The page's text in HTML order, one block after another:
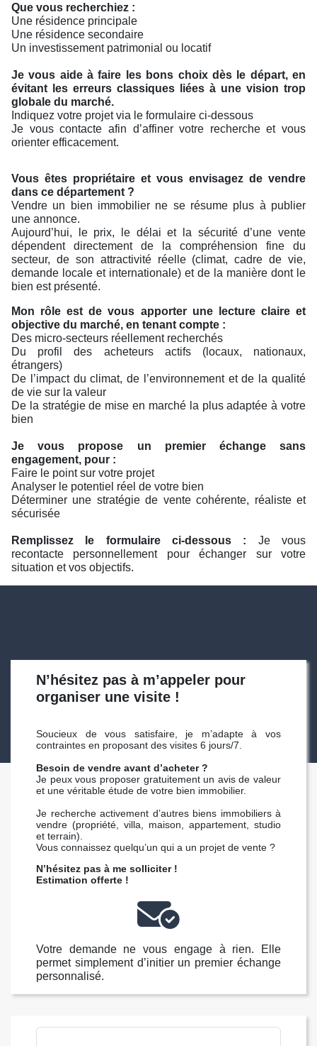
Que vous recherchiez :
Une résidence principale
Une résidence secondaire
Un investissement patrimonial ou locatif
Je vous aide à faire les bons choix dès le départ, en
évitant les erreurs classiques liées à une vision trop
globale du marché.
Indiquez votre projet via le formulaire ci-dessous
Je vous contacte afin d’affiner votre recherche et vous
orienter efficacement.
Vous êtes propriétaire et vous envisagez de vendre
dans ce département ?
Vendre un bien immobilier ne se résume plus à publier
une annonce.
Aujourd’hui, le prix, le délai et la sécurité d’une vente
dépendent directement de la compréhension fine du
secteur, de son attractivité réelle (climat, cadre de vie,
demande locale et internationale) et de la manière dont le
bien est présenté.
Mon rôle est de vous apporter une lecture claire et
objective du marché, en tenant compte :
Des micro-secteurs réellement recherchés
Du profil des acheteurs actifs (locaux, nationaux,
étrangers)
De l’impact du climat, de l’environnement et de la qualité
de vie sur la valeur
De la stratégie de mise en marché la plus adaptée à votre
bien
Je vous propose un premier échange sans
engagement, pour :
Faire le point sur votre projet
Analyser le potentiel réel de votre bien
Déterminer une stratégie de vente cohérente, réaliste et
sécurisée
Remplissez le formulaire ci-dessous : Je vous
recontacte personnellement pour échanger sur votre
situation et vos objectifs.
N’hésitez pas à m’appeler pour
organiser une visite !
Soucieux de vous satisfaire, je m’adapte à vos
contraintes en proposant des visites 6 jours/7.
Besoin de vendre avant d’acheter ?
Je peux vous proposer gratuitement un avis de valeur
et une véritable étude de votre bien immobilier.
Je recherche activement d’autres biens immobiliers à
vendre (propriété, villa, maison, appartement, studio
et terrain).
Vous connaissez quelqu’un qui a un projet de vente ?
N’hésitez pas à me solliciter !
Estimation offerte !
Votre demande ne vous engage à rien. Elle
permet simplement d’initier un premier échange
personnalisé.